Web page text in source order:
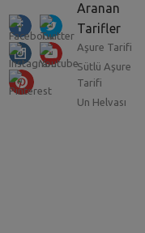
Aranan
Tarifler
Aşure Tarifi
Sütlü Aşure
Tarifi
Un Helvası